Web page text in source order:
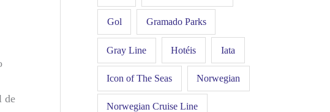
de
Gol Gramado Parks
Gray Line Hotéis Iata
Icon of The Seas Norwegian
Norwegian Cruise Line